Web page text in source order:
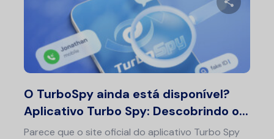
O TurboSpy ainda está disponível?
Aplicativo Turbo Spy: Descobrindo o...
Parece que o site oficial do aplicativo Turbo Spy